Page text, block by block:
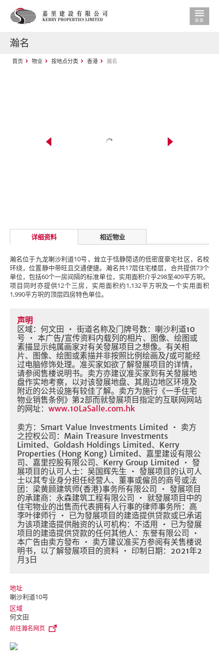
瀚名
首页 物业 按地点分类 香港 瀚名
详细资料 相近物业
瀚名位于九龙喇沙利道10号，耸立于恬静閒适的低密度豪宅社区，名校
环绕，位置静中带旺且交通便捷。瀚名共17层住宅楼层，合共提供73个
单位，包括60个一房间隔的标准单位，实用面积介乎298至409平方呎。
项目同时亦提供12个三房，实用面积约1,132平方呎及一个实用面积
1,990平方呎的顶层四房特色单位。
声明
区域：何文田 ・ 街道名称及门牌号数：喇沙利道10
号 ・ 本广告/宣传资料内载列的相片、图像、绘图或
素描显示纯属画家对有关發展项目之想像。有关相
片、图像、绘图或素描并非按照比例绘画及/或可能经
过电脑修饰处理。准买家如欲了解發展项目的详情，
请参阅售楼说明书。卖方亦建议准买家到有关發展地
盘作实地考察，以对该發展地盘、其周边地区环境及
附近的公共设施有较佳了解。卖方为施行《一手住宅
物业销售条例》第2部而就發展项目指定的互联网网站
的网址： www.10LaSalle.com.hk
卖方：Smart Value Investments Limited ・ 卖方
之控权公司：Main Treasure Investments
Limited、Goldash Holdings Limited、Kerry
Properties (Hong Kong) Limited、嘉里建设有限公
司、嘉里控股有限公司、Kerry Group Limited ・ 發
展项目的认可人士：吴国辉先生 ・ 發展项目的认可人
士以其专业身分担任经营人、董事或僱员的商号或法
团：梁黄顾建筑师(香港)事务所有限公司 ・ 發展项目
的承建商：永森建筑工程有限公司 ・ 就發展项目中的
住宅物业的出售而代表拥有人行事的律师事务所：高
李叶律师行 ・ 已为發展项目的建造提供贷款或已承诺
为该项建造提供融资的认可机构：不适用 ・ 已为發展
项目的建造提供贷款的任何其他人：东誉有限公司 ・
本广告由卖方發布 ・ 卖方建议准买方参阅有关售楼说
明书，以了解發展项目的资料 ・ 印制日期：2021年2
月3日
地址
喇沙利道10号
区域
何文田
前往瀚名网页